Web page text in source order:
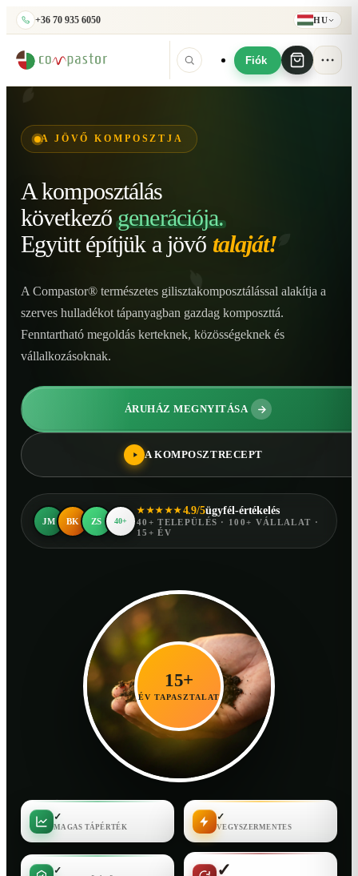
+36 70 935 6050 HU
Fiók
A JÖVŐ KOMPOSZTJA
A komposztálás
következő generációja.
Együtt építjük a jövő talaját!
A Compastor® természetes gilisztakomposztálással alakítja a
szerves hulladékot tápanyagban gazdag komposzttá.
Fenntartható megoldás kerteknek, közösségeknek és
vállalkozásoknak.
ÁRUHÁZ MEGNYITÁSA
A KOMPOSZTRECEPT
JM BK ZS 40+
★★★★★4.9/5ügyfél-értékelés
40+ TELEPÜLÉS · 100+ VÁLLALAT ·
15+ ÉV
15+
ÉV TAPASZTALAT
✓
MAGAS TÁPÉRTÉK
✓
VEGYSZERMENTES
✓ ✓